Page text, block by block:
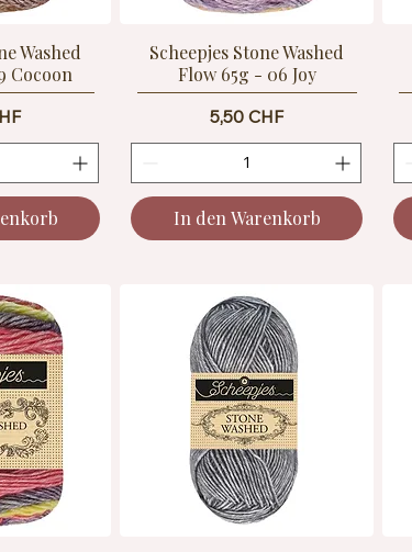
Washed
Cocoon
Scheepjes Stone Washed
Flow 65g - 06 Joy
Preis
5,50 CHF
In den Warenkorb